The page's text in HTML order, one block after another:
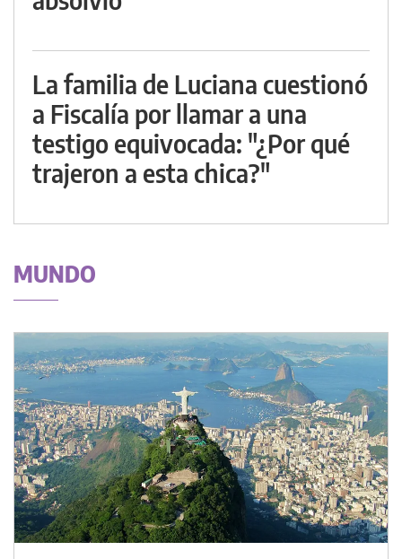
La familia de Luciana cuestionó
a Fiscalía por llamar a una
testigo equivocada: "¿Por qué
trajeron a esta chica?"
MUNDO